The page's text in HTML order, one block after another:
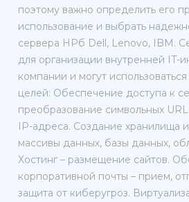
поэтому важно определить его
использование и выбрать
сервера HPб Dell, Lenovo, IBM.
для организации внутренней IT-
компании и могут
целей: Обеспечение доступа к
преобразование символьных
IP-адреса. Создание хранилища
массивы данных, базы данных,
Хостинг – размещение сайтов.
корпоративной почты – прием,
защита от киберугроз.